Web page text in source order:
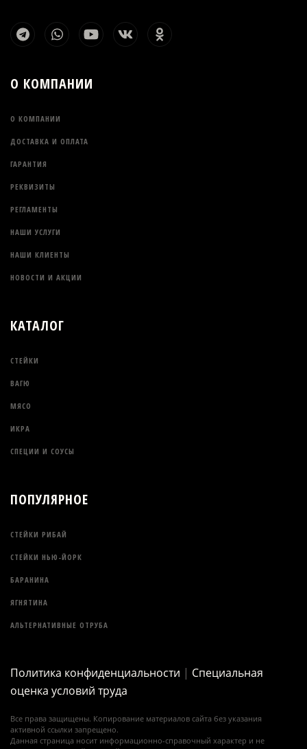
О КОМПАНИИ
О КОМПАНИИ
ДОСТАВКА И ОПЛАТА
ГАРАНТИЯ
РЕКВИЗИТЫ
РЕГЛАМЕНТЫ
НАШИ УСЛУГИ
НАШИ КЛИЕНТЫ
НОВОСТИ И АКЦИИ
КАТАЛОГ
СТЕЙКИ
ВАГЮ
МЯСО
ИКРА
СПЕЦИИ И СОУСЫ
ПОПУЛЯРНОЕ
СТЕЙКИ РИБАЙ
СТЕЙКИ НЬЮ-ЙОРК
БАРАНИНА
ЯГНЯТИНА
АЛЬТЕРНАТИВНЫЕ ОТРУБА
Политика конфиденциальности | Специальная
оценка условий труда
Все права защищены. Копирование материалов сайта без указания
активной ссылки запрещено.
Данная страница носит информационно-справочный характер и не